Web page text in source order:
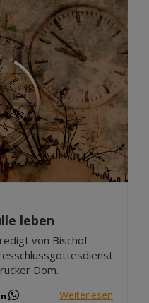
leben
von Bischof
Dom.
Weiterlesen